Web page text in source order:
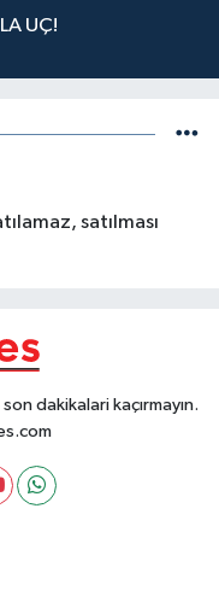
UÇ!
satılması
dakikalari kaçırmayın.